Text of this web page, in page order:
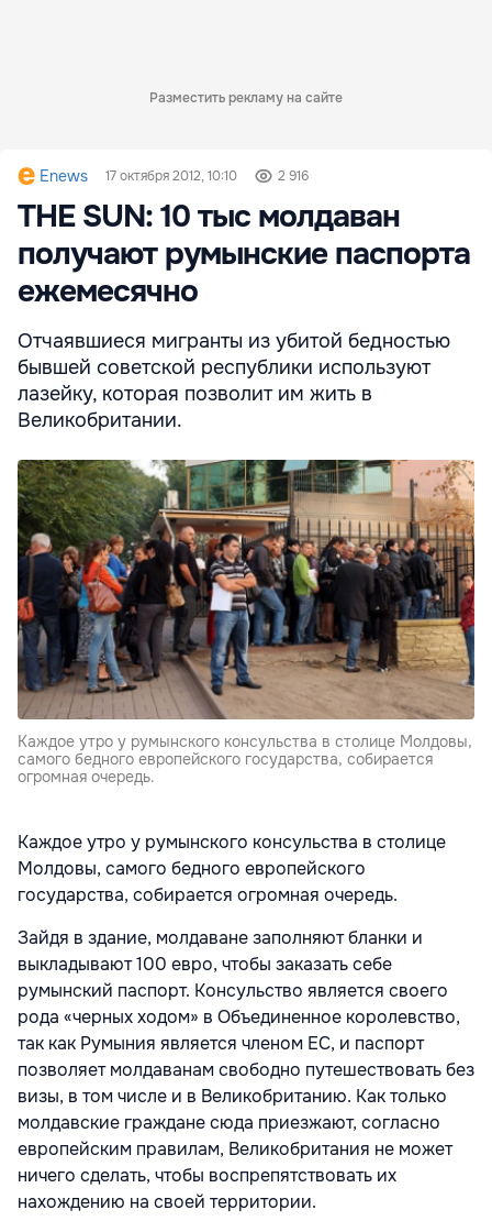
Разместить рекламу на сайте
Enews 17 октября 2012, 10:10 2 916
THE SUN: 10 тыс молдаван
получают румынские паспорта
ежемесячно
Отчаявшиеся мигранты из убитой бедностью
бывшей советской республики используют
лазейку, которая позволит им жить в
Великобритании.
Каждое утро у румынского консульства в столице Молдовы,
самого бедного европейского государства, собирается
огромная очередь.
Каждое утро у румынского консульства в столице
Молдовы, самого бедного европейского
государства, собирается огромная очередь.
Зайдя в здание, молдаване заполняют бланки и
выкладывают 100 евро, чтобы заказать себе
румынский паспорт. Консульство является своего
рода «черных ходом» в Объединенное королевство,
так как Румыния является членом ЕС, и паспорт
позволяет молдаванам свободно путешествовать без
визы, в том числе и в Великобританию. Как только
молдавские граждане сюда приезжают, согласно
европейским правилам, Великобритания не может
ничего сделать, чтобы воспрепятствовать их
нахождению на своей территории.